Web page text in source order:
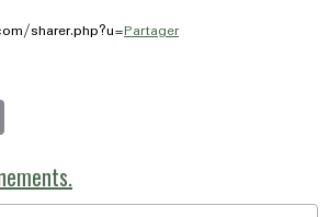
sharer.php?u=Partager